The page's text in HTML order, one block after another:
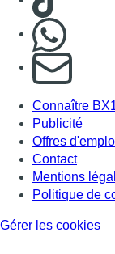
Connaître
Publicité
Offres
Contact
Mentions
Politique de
Gérer les cookies